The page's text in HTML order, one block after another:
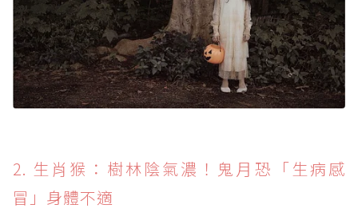
2. 生肖猴：樹林陰氣濃！鬼月恐「生病感
冒」身體不適